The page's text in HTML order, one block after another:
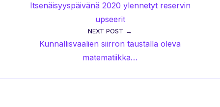
navigation
Itsenäisyyspäivänä 2020 ylennetyt reservin
upseerit
NEXT POST
Kunnallisvaalien siirron taustalla oleva
matematiikka…